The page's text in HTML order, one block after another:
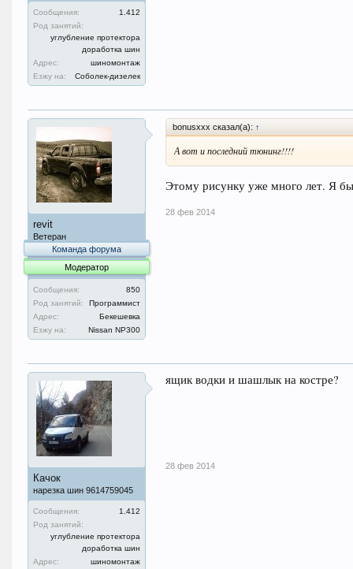
Сообщения:
1.412
Род занятий:
углубление протектора
доработка шин
Адрес:
шиномонтаж
Езжу на:
Соболек-дизелек
revit
Ветеран
Команда форума
Модератор
Сообщения:
850
Род занятий:
Программист
Адрес:
Бекешевка
Езжу на:
Nissan NP300
bonusxxx сказал(а): ↑
А вот и последний тюнинг!!!!
Этому рисунку уже много лет. Я
28 фев 2014
Качок
нарезка шин 9614759045
Сообщения:
1.412
Род занятий:
углубление протектора
доработка шин
Адрес:
шиномонтаж
ящик водки и шашлык на костре?
28 фев 2014